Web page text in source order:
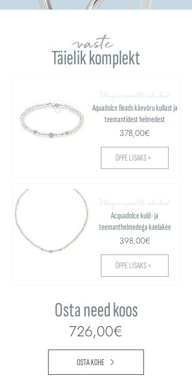
Täielik komplekt
vaste
Mageveepärlite ahelad
Aquadolce Beads käevõru kullast ja
teemantidest helmedest
378,00€
ÕPPE LISAKS >
Mageveepärlite ahelad
Acquadolce kuld- ja
teemanthelmedega kaelakee
398,00€
ÕPPE LISAKS >
Osta need koos
726,00€
OSTA KOHE